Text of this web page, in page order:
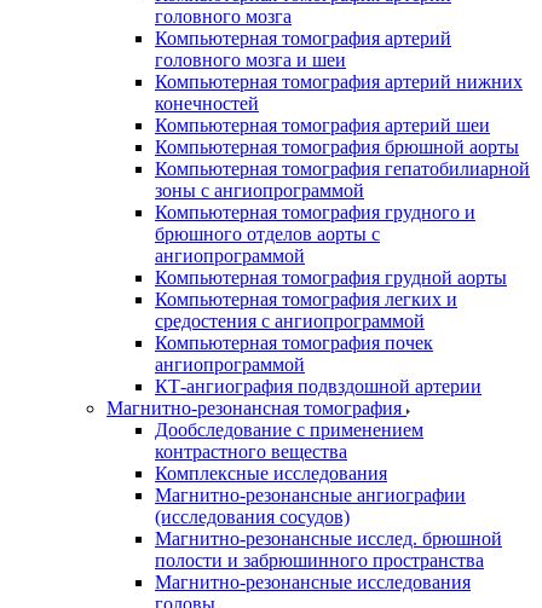
головного мозга
Компьютерная томография артерий
головного мозга и шеи
Компьютерная томография артерий нижних
конечностей
Компьютерная томография артерий шеи
Компьютерная томография брюшной аорты
Компьютерная томография гепатобилиарной
зоны с ангиопрограммой
Компьютерная томография грудного и
брюшного отделов аорты с
ангиопрограммой
Компьютерная томография грудной аорты
Компьютерная томография легких и
средостения с ангиопрограммой
Компьютерная томография почек
ангиопрограммой
КТ-ангиография подвздошной артерии
Магнитно-резонансная томография
Дообследование с применением
контрастного вещества
Комплексные исследования
Магнитно-резонансные ангиографии
(исследования сосудов)
Магнитно-резонансные исслед. брюшной
полости и забрюшинного пространства
Магнитно-резонансные исследования
головы